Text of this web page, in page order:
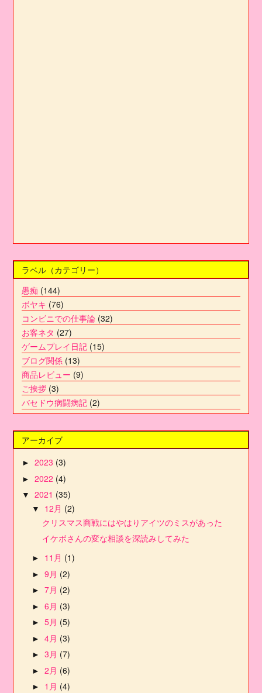
ラベル（カテゴリー）
愚痴 (144)
ボヤキ (76)
コンビニでの仕事論 (32)
お客ネタ (27)
ゲームプレイ日記 (15)
ブログ関係 (13)
商品レビュー (9)
ご挨拶 (3)
バセドウ病闘病記 (2)
アーカイブ
►2023 (3)
►2022 (4)
▼2021 (35)
▼ 12月 (2)
クリスマス商戦にはやはりアイツのミスがあった
イケボさんの変な相談を深読みしてみた
► 11月 (1)
►9月 (2)
►7月 (2)
►6月 (3)
►5月 (5)
►4月 (3)
►3月 (7)
►2月 (6)
► 1月 (4)